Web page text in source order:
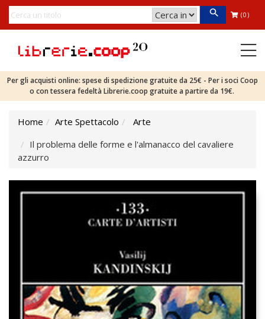
(0)
Per gli acquisti online: spese di spedizione gratuite da 25€ - Per i soci Coop
o con tessera fedeltà Librerie.coop gratuite a partire da 19€.
Home Arte Spettacolo
Arte
Il problema delle forme e l'almanacco del cavaliere
azzurro